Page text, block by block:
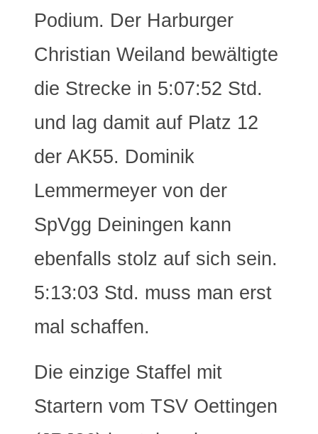
Podium. Der Harburger
Christian Weiland bewältigte
die Strecke in 5:07:52 Std.
und lag damit auf Platz 12
der AK55. Dominik
Lemmermeyer von der
SpVgg Deiningen kann
ebenfalls stolz auf sich sein.
5:13:03 Std. muss man erst
mal schaffen.
Die einzige Staffel mit
Startern vom TSV Oettingen